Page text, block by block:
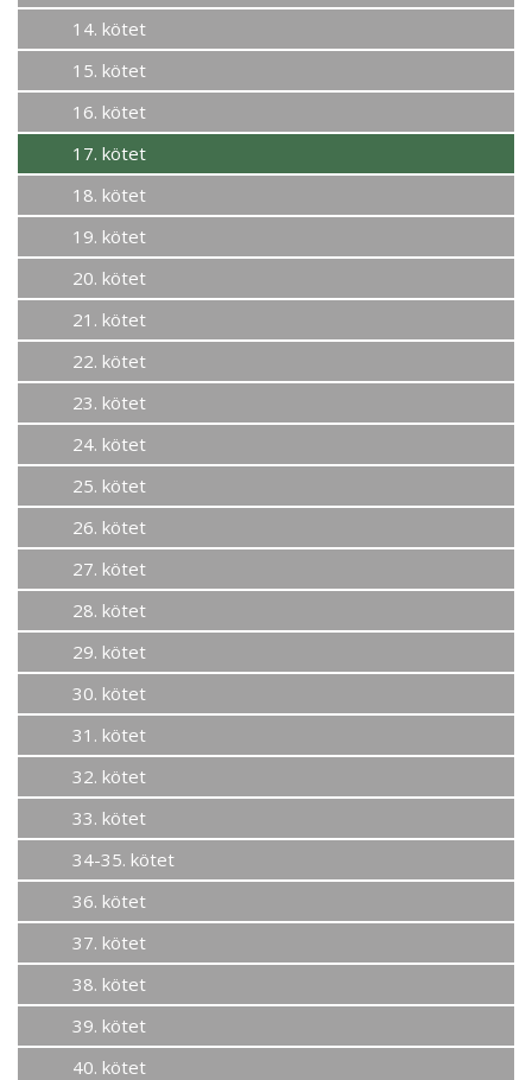
14. kötet
15. kötet
16. kötet
17. kötet
18. kötet
19. kötet
20. kötet
21. kötet
22. kötet
23. kötet
24. kötet
25. kötet
26. kötet
27. kötet
28. kötet
29. kötet
30. kötet
31. kötet
32. kötet
33. kötet
34-35. kötet
36. kötet
37. kötet
38. kötet
39. kötet
40. kötet